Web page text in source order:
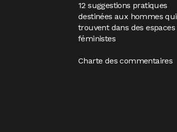
12 suggestions pratiques
destinées aux hommes
trouvent dans des espaces
féministes
Charte des commentaires